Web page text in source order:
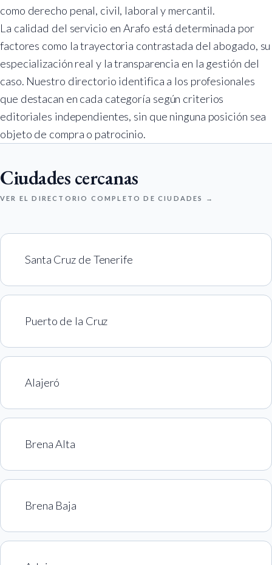
como derecho penal, civil, laboral y mercantil.
La calidad del servicio en Arafo está determinada por
factores como la trayectoria contrastada del abogado, su
especialización real y la transparencia en la gestión del
caso. Nuestro directorio identifica a los profesionales
que destacan en cada categoría según criterios
editoriales independientes, sin que ninguna posición sea
objeto de compra o patrocinio.
Ciudades cercanas
VER EL DIRECTORIO COMPLETO DE CIUDADES →
Santa Cruz de Tenerife
Puerto de la Cruz
Alajeró
Brena Alta
Brena Baja